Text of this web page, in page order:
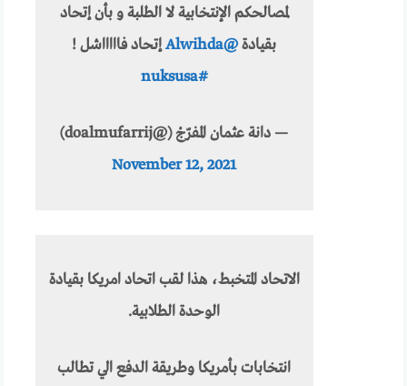
لمصالحكم الإنتخابية لا الطلبة و بأن إتحاد
بقيادة@Alwihda
إتحاد فاااااشل !
#nuksusa
— دانة عثمان المفرّجْ (@doalmufarrij)
November 12, 2021
الاتحاد المتخبط، هذا لقب اتحاد امريكا بقيادة
الوحدة الطلابية.
انتخابات بأمريكا وطريقة الدفع الي تطالب